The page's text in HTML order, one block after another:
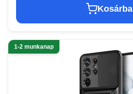
Kosárba
1-2 munkanap